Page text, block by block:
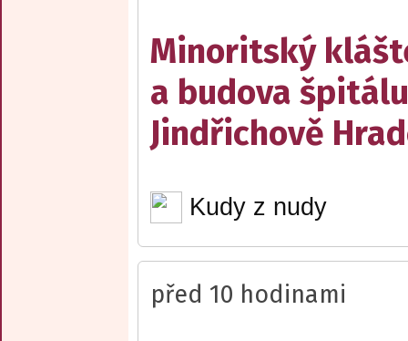
Minoritský
a budova
Jindřichově
Kudy z nudy
před 10 hodinami